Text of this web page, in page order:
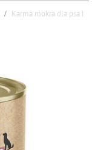
Karma mokra dla psa